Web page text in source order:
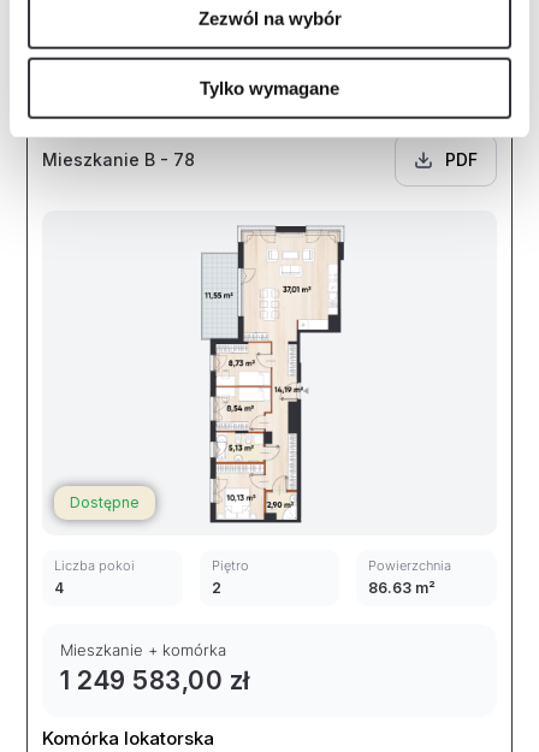
Zezwól na wybór
Tylko wymagane
5.46 m²
Zapytaj o mieszkanie
Mieszkanie B - 78 PDF
Dostępne
Liczba pokoi
4
Piętro
2
Powierzchnia
86.63 m²
Mieszkanie + komórka
1 249 583,00 zł
Komórka lokatorska